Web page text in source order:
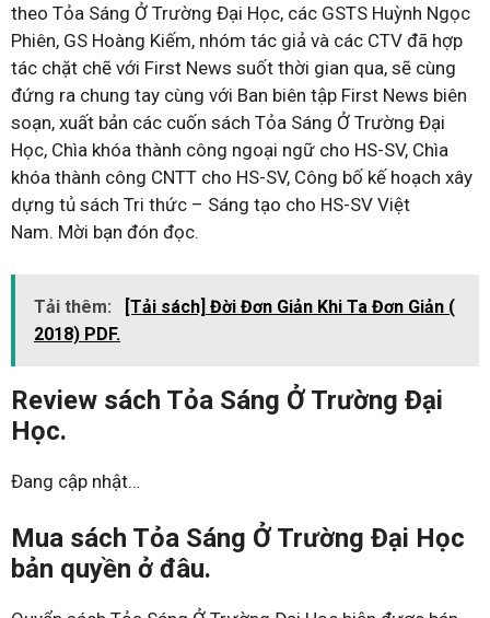
theo Tỏa Sáng Ở Trường Đại Học, các GSTS Huỳnh Ngọc
Phiên, GS Hoàng Kiếm, nhóm tác giả và các CTV đã hợp
tác chặt chẽ với First News suốt thời gian qua, sẽ cùng
đứng ra chung tay cùng với Ban biên tập First News biên
soạn, xuất bản các cuốn sách Tỏa Sáng Ở Trường Đại
Học, Chìa khóa thành công ngoại ngữ cho HS-SV, Chìa
khóa thành công CNTT cho HS-SV, Công bố kế hoạch xây
dựng tủ sách Tri thức – Sáng tạo cho HS-SV Việt
Nam. Mời bạn đón đọc.
Tải thêm:
[Tải sách] Đời Đơn Giản Khi Ta Đơn Giản (
2018) PDF.
Review sách Tỏa Sáng Ở Trường Đại
Học.
Đang cập nhật…
Mua sách Tỏa Sáng Ở Trường Đại Học
bản quyền ở đâu.